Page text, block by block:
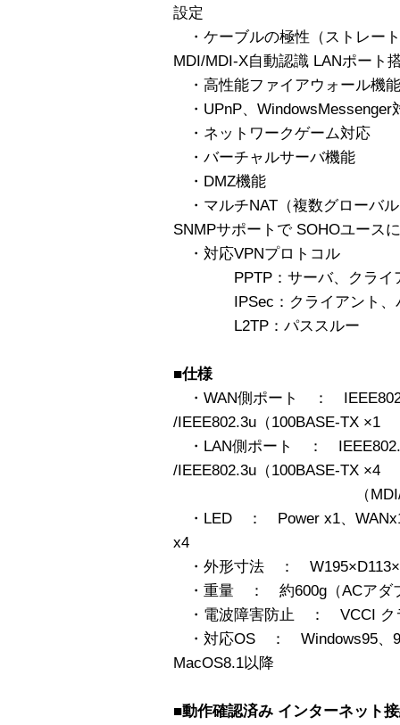
設定
・ケーブルの極性（ストレー
MDI/MDI-X自動認識 LANポート
・高性能ファイアウォール機
・UPnP、WindowsMessenger
・ネットワークゲーム対応
・バーチャルサーバ機能
・DMZ機能
・マルチNAT（複数グローバ
SNMPサポートで SOHOユース
・対応VPNプロトコル
PPTP：サーバ、クライア
IPSec：クライアント、
L2TP：パススルー
■仕様
・WAN側ポート ：
/IEEE802.3u（100BASE-TX ×1
・LAN側ポート ：
/IEEE802.3u（100BASE-TX ×4
（MDI/MDI-X自動
・LED ： Power x1、WANx1
x4
・外形寸法 ：
・重量 ： 約600g（ACアダ
・電波障害防止 ： VCCI ク
・対応OS ： Windows95、
MacOS8.1以降
■動作確認済み インターネット